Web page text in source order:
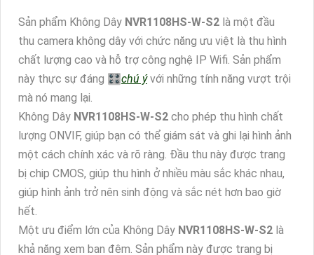
Sản phẩm Không Dây NVR1108HS-W-S2 là một đầu
thu camera không dây với chức năng ưu việt là thu hình
chất lượng cao và hỗ trợ công nghệ IP Wifi. Sản phẩm
này thực sự đáng 🎛chú ývới những tính năng vượt trội
mà nó mang lại.
Không Dây NVR1108HS-W-S2 cho phép thu hình chất
lượng ONVIF, giúp bạn có thể giám sát và ghi lại hình ảnh
một cách chính xác và rõ ràng. Đầu thu này được trang
bị chip CMOS, giúp thu hình ở nhiều màu sắc khác nhau,
giúp hình ảnh trở nên sinh động và sắc nét hơn bao giờ
hết.
Một ưu điểm lớn của Không Dây NVR1108HS-W-S2 là
khả năng xem ban đêm. Sản phẩm này được trang bị